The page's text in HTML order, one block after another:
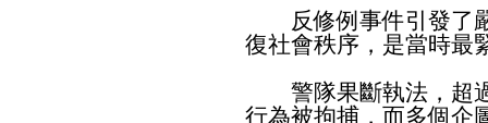
反修例事件引發了嚴
復社會秩序，是當時最
警隊果斷執法，超過
行為被拘捕，而多個企